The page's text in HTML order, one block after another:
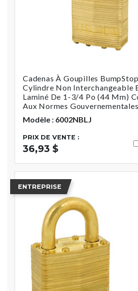
Cadenas À Goupilles
Cylindre Non Interchangeable
Laminé De 1-3/4 Po (44 Mm)
Aux Normes Gouvernementales
Modèle : 6002NBLJ
PRIX DE VENTE :
36,93 $
ENTREPRISE